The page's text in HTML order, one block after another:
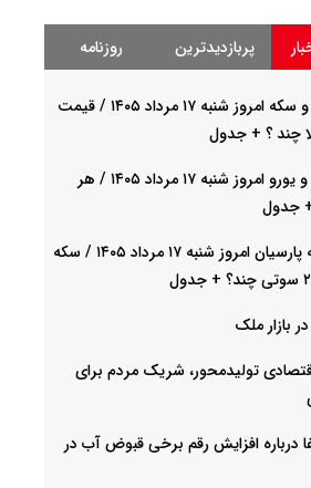
پربازدیدترین روزنامه
قیمت طلا و سکه امروز شنبه ۱۷ مرداد ۱۴۰۵ / قیمت
چند ؟ + جدول
قیمت دلار و یورو امروز شنبه ۱۷ مرداد ۱۴۰۵ / هر
+ جدول
قیمت سکه پارسیان امروز شنبه ۱۷ مرداد ۱۴۰۵ / سکه
بازار ملک
تولیدمحور، شریک مردم برای
درباره افزایش رقم برخی قبوض آب در